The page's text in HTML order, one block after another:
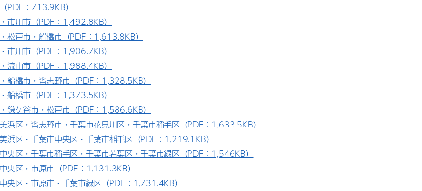
PDF：713.9KB）
市川市（PDF：1,492.8KB）
松戸市・船橋市（PDF：1,613.8KB）
市川市（PDF：1,906.7KB）
流山市（PDF：1,988.4KB）
船橋市・習志野市（PDF：1,328.5KB）
船橋市（PDF：1,373.5KB）
鎌ケ谷市・松戸市（PDF：1,586.6KB）
浜区・習志野市・千葉市花見川区・千葉市稲毛区（PDF：1,633.5KB）
浜区・千葉市中央区・千葉市稲毛区（PDF：1,219.1KB）
央区・千葉市稲毛区・千葉市若葉区・千葉市緑区（PDF：1,546KB）
央区・市原市（PDF：1,131.3KB）
央区・市原市・千葉市緑区（PDF：1,731.4KB）